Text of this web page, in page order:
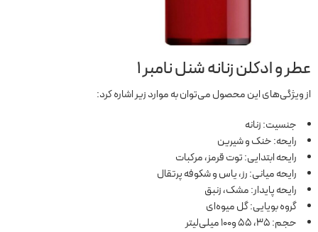
عطر و ادکلن زنانه شنل نامبر1
از ویژگی‌های این محصول می‌توان به موارد زیر اشاره کرد:
جنسیت: زنانه
رایحه: خنک و شیرین
رایحه ابتدایی: توت قرمز، مرکبات
رایحه میانی: رز، یاس و شکوفه پرتقال
رایحه پایدار: مشک، زنبق
گروه بویایی: گل میوه‌ای
حجم: 35، 55 و100 میلی‌لیتر